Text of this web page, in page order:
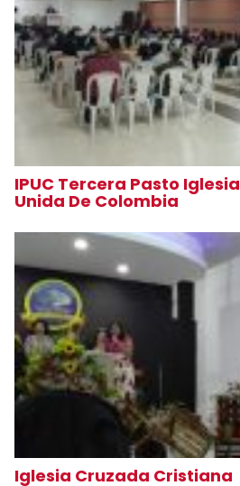
IPUC Tercera Pasto
Unida De Colombia
Iglesia Cruzada Cristiana